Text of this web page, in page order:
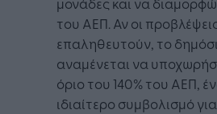
του ΑΕΠ. Αν οι
επαληθευτούν, το
αναμένεται να
όριο του 140% του ΑΕΠ,
ιδιαίτερο συμβολισμό